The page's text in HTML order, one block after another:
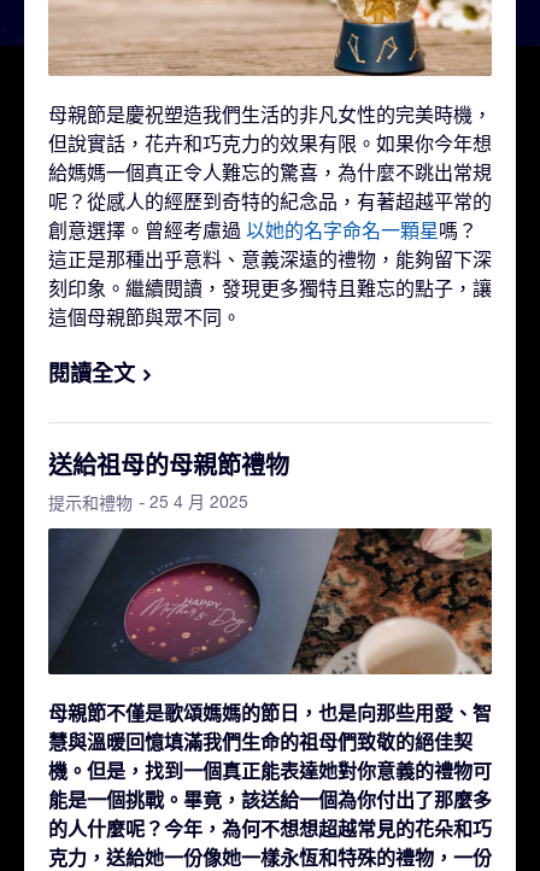
母親節是慶祝塑造我們生活的非凡女性的完美時機，
但說實話，花卉和巧克力的效果有限。如果你今年想
給媽媽一個真正令人難忘的驚喜，為什麼不跳出常規
呢？從感人的經歷到奇特的紀念品，有著超越平常的
創意選擇。曾經考慮過 以她的名字命名一顆星嗎？
這正是那種出乎意料、意義深遠的禮物，能夠留下深
刻印象。繼續閱讀，發現更多獨特且難忘的點子，讓
這個母親節與眾不同。
閱讀全文
送給祖母的母親節禮物
提示和禮物 - 25 4 月 2025
母親節不僅是歌頌媽媽的節日，也是向那些用愛、智
慧與溫暖回憶填滿我們生命的祖母們致敬的絕佳契
機。但是，找到一個真正能表達她對你意義的禮物可
能是一個挑戰。畢竟，該送給一個為你付出了那麼多
的人什麼呢？今年，為何不想想超越常見的花朵和巧
克力，送給她一份像她一樣永恆和特殊的禮物，一份